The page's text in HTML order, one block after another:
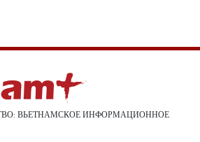
ВЬЕТНАМСКОЕ ИНФОРМАЦИОННОЕ